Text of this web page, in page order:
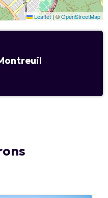
Leaflet | ©OpenStreetMap